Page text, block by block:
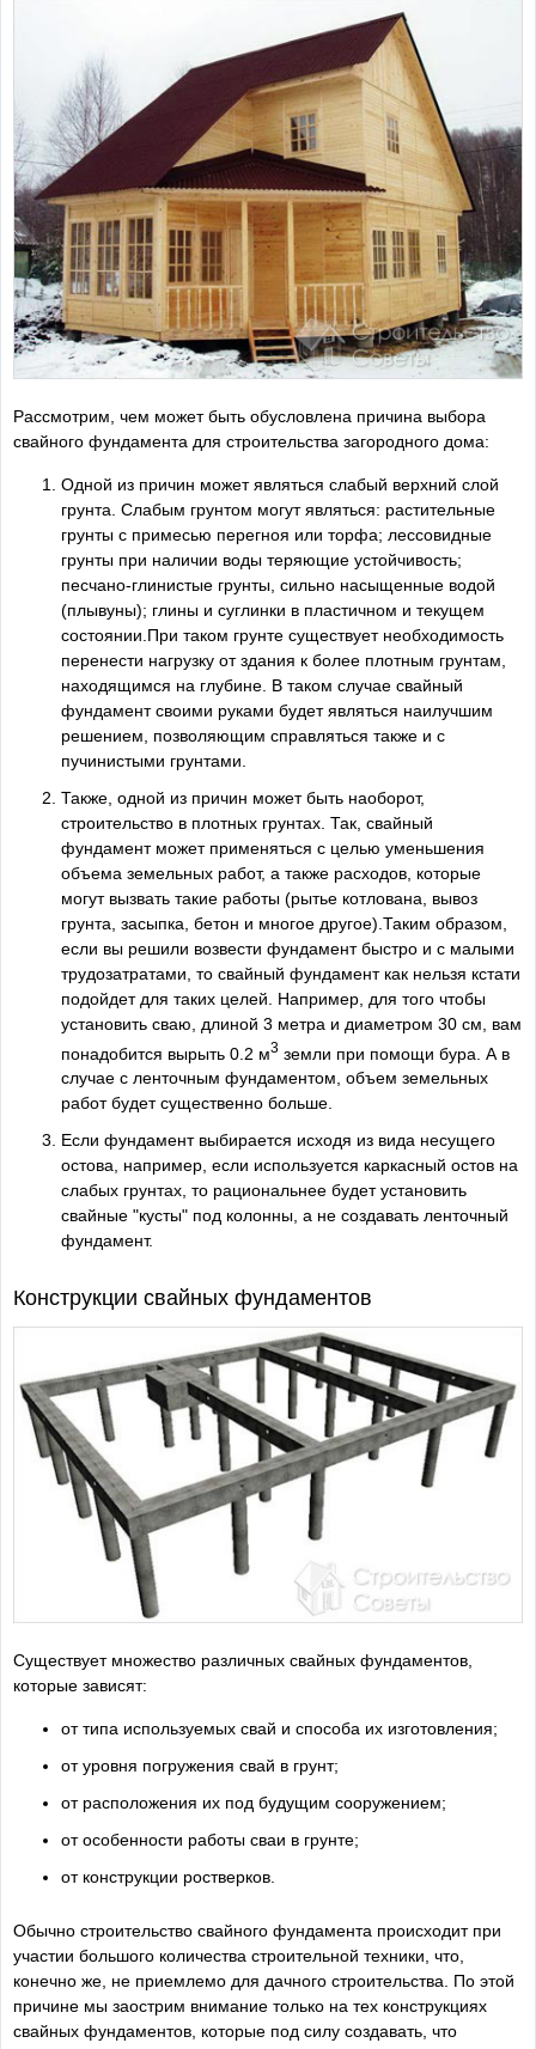
Рассмотрим, чем может быть обусловлена причина выбора
свайного фундамента для строительства загородного дома:
Одной из причин может являться слабый верхний слой
грунта. Слабым грунтом могут являться: растительные
грунты с примесью перегноя или торфа; лессовидные
грунты при наличии воды теряющие устойчивость;
песчано-глинистые грунты, сильно насыщенные водой
(плывуны); глины и суглинки в пластичном и текущем
состоянии.При таком грунте существует необходимость
перенести нагрузку от здания к более плотным грунтам,
находящимся на глубине. В таком случае свайный
фундамент своими руками будет являться наилучшим
решением, позволяющим справляться также и с
пучинистыми грунтами.
Также, одной из причин может быть наоборот,
строительство в плотных грунтах. Так, свайный
фундамент может применяться с целью уменьшения
объема земельных работ, а также расходов, которые
могут вызвать такие работы (рытье котлована, вывоз
грунта, засыпка, бетон и многое другое).Таким образом,
если вы решили возвести фундамент быстро и с малыми
трудозатратами, то свайный фундамент как нельзя кстати
подойдет для таких целей. Например, для того чтобы
установить сваю, длиной 3 метра и диаметром 30 см, вам
понадобится вырыть 0.2 м3 земли при помощи бура. А в
случае с ленточным фундаментом, объем земельных
работ будет существенно больше.
Если фундамент выбирается исходя из вида несущего
остова, например, если используется каркасный остов на
слабых грунтах, то рациональнее будет установить
свайные "кусты" под колонны, а не создавать ленточный
фундамент.
Конструкции свайных фундаментов
Существует множество различных свайных фундаментов,
которые зависят:
от типа используемых свай и способа их изготовления;
от уровня погружения свай в грунт;
от расположения их под будущим сооружением;
от особенности работы сваи в грунте;
от конструкции ростверков.
Обычно строительство свайного фундамента происходит при
участии большого количества строительной техники, что,
конечно же, не приемлемо для дачного строительства. По этой
причине мы заострим внимание только на тех конструкциях
свайных фундаментов, которые под силу создавать, что